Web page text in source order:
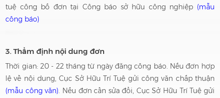
tuệ công bố đơn tại Công báo sở hữu công nghiệp (mẫu
công báo)
3. Thẩm định nội dung đơn
Thời gian: 20 - 22 tháng từ ngày đăng công báo. Nếu đơn hợp
lệ về nội dung, Cục Sở Hữu Trí Tuệ gửi công văn chấp thuận
(mẫu công văn). Nếu đơn cần sửa đổi, Cục Sở Hữu Trí Tuệ gửi